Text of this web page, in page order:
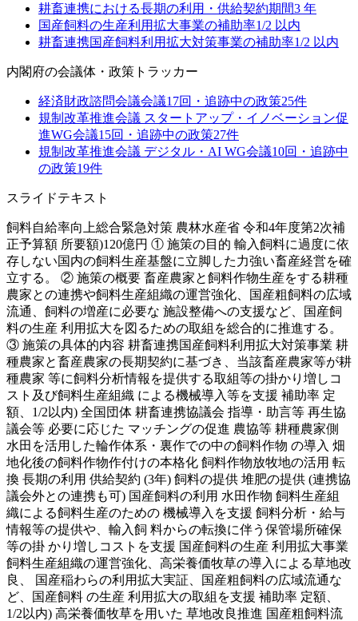
耕畜連携における長期の利用・供給契約期間3 年
国産飼料の生産利用拡大事業の補助率1/2 以内
耕畜連携国産飼料利用拡大対策事業の補助率1/2 以内
内閣府の会議体・政策トラッカー
経済財政諮問会議会議17回・追跡中の政策25件
規制改革推進会議 スタートアップ・イノベーション促
進WG会議15回・追跡中の政策27件
規制改革推進会議 デジタル・AI WG会議10回・追跡中
の政策19件
スライドテキスト
飼料自給率向上総合緊急対策 農林水産省 令和4年度第2次補
正予算額 所要額)120億円 ① 施策の目的 輸入飼料に過度に依
存しない国内の飼料生産基盤に立脚した力強い畜産経営を確
立する。 ② 施策の概要 畜産農家と飼料作物生産をする耕種
農家との連携や飼料生産組織の運営強化、国産粗飼料の広域
流通、飼料の増産に必要な 施設整備への支援など、国産飼
料の生産 利用拡大を図るための取組を総合的に推進する。
③ 施策の具体的内容 耕畜連携国産飼料利用拡大対策事業 耕
種農家と畜産農家の長期契約に基づき、当該畜産農家等が耕
種農家 等に飼料分析情報を提供する取組等の掛かり増しコ
スト及び飼料生産組織 による機械導入等を支援 補助率 定
額、1/2以内) 全国団体 耕畜連携協議会 指導・助言等 再生協
議会等 必要に応じた マッチングの促進 農協等 耕種農家側
水田を活用した輪作体系・裏作での中の飼料作物 の導入 畑
地化後の飼料作物作付けの本格化 飼料作物放牧地の活用 転
換 長期の利用 供給契約 (3年) 飼料の提供 堆肥の提供 (連携協
議会外との連携も可) 国産飼料の利用 水田作物 飼料生産組
織による飼料生産のための 機械導入を支援 飼料分析・給与
情報等の提供や、輸入飼 料からの転換に伴う保管場所確保
等の掛 かり増しコストを支援 国産飼料の生産 利用拡大事業
飼料生産組織の運営強化、高栄養価牧草の導入による草地改
良、 国産稲わらの利用拡大実証、国産粗飼料の広域流通な
ど、国産飼料 の生産 利用拡大の取組を支援 補助率 定額、
1/2以内) 高栄養価牧草を用いた 草地改良推進 国産粗飼料流